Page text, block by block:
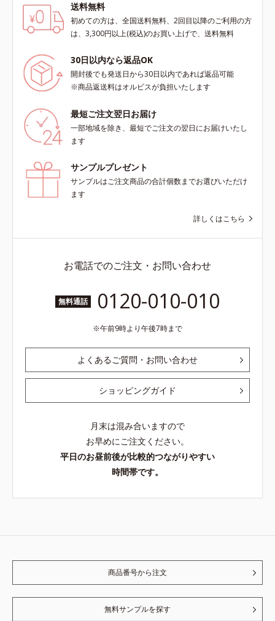
送料無料
初めての方は、全国送料無料、2回目以降のご利用の方
は、3,300円以上(税込)のお買い上げで、送料無料
30日以内なら返品OK
開封後でも発送日から30日以内であれば返品可能
※商品返送料はオルビスが負担いたします
最短ご注文翌日お届け
一部地域を除き、最短でご注文の翌日にお届けいたし
ます
サンプルプレゼント
サンプルはご注文商品の合計個数までお選びいただけ
ます
詳しくはこちら
お電話でのご注文・お問い合わせ
無料通話 0120-010-010
午前9時より午後7時まで
よくあるご質問・お問い合わせ
ショッピングガイド
月末は混み合いますので
お早めにご注文ください。
平日のお昼前後が比較的つながりやすい
時間帯です。
商品番号から注文
無料サンプルを探す